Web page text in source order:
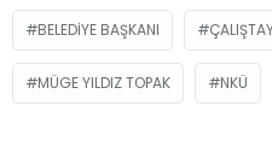
BELEDIYE BAŞKANI
MÜGE YILDIZ TOPAK NKÜ